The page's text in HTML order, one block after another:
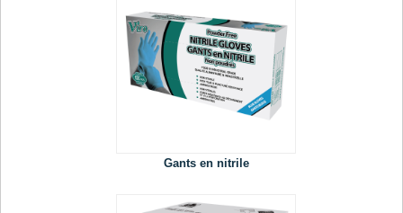
Gants en nitrile